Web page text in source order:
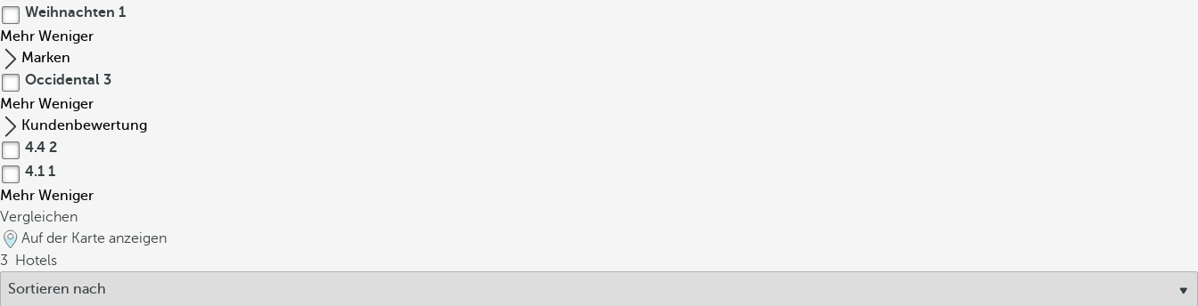
Weihnachten 1
Mehr Weniger
Marken
Occidental 3
Mehr Weniger
Kundenbewertung
4.4 2
4.1 1
Mehr Weniger
Vergleichen
Auf der Karte anzeigen
3
Hotels